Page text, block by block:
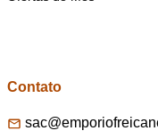
Contato